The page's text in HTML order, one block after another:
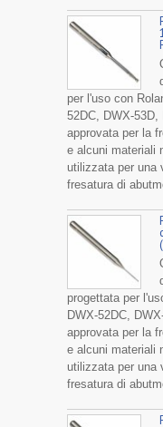
per l'uso con
52DC, DWX-
approvata per la
e alcuni materiali
utilizzata per una
fresatura di
progettata per
DWX-52DC,
approvata per la
e alcuni materiali
utilizzata per una
fresatura di